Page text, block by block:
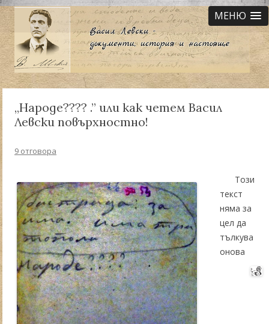
МЕНЮ
„Народе???? .” или как четем Васил
Левски повърхностно!
9 отговора
Този
текст
няма за
цел да
тълкува
онова